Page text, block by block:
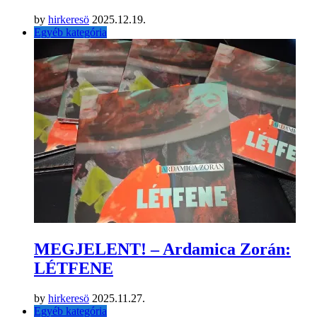
by hirkeresö 2025.12.19.
Egyéb kategória
MEGJELENT! – Ardamica Zorán:
LÉTFENE
by hirkeresö 2025.11.27.
Egyéb kategória